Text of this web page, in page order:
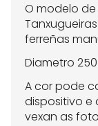
O modelo
ferreñas
Diametro
A cor pode
dispositivo e
vexan as